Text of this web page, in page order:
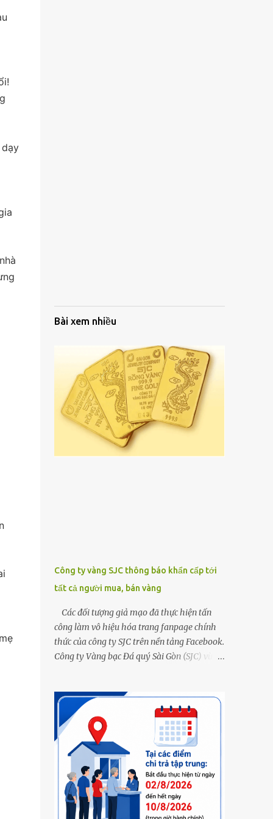
Bài xem nhiều
Công ty vàng SJC thông báo khẩn cấp tới
tất cả người mua, bán vàng
Các đối tượng giả mạo đã thực hiện tấn
công làm vô hiệu hóa trang fanpage chính
thức của công ty SJC trên nền tảng Facebook.
Công ty Vàng bạc Đá quý Sài Gòn (SJC) vừa
fanpage chính thức của công ty SJC trên nền
tảng Facebook (đường link page
www.facebook.com/sjcsaigon). Trước đó,
công ty liên tục ghi nhận và cảnh báo đến
khách hàng việc các đối tượng xấu giả mạo
Fanpage của SJC trên nền tảng Facebook
nhằm mục đích lừa đảo, trục lợi. Để bảo đảm
an toàn tài sản cho khách hàng, công ty SJC